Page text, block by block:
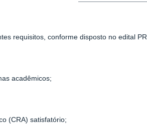
requisitos, conforme disposto no edital
acadêmicos;
(CRA) satisfatório;